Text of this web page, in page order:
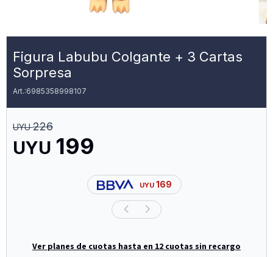
Figura Labubu Colgante + 3 Cartas
Sorpresa
6985358998107
UYU 199
UYU 226
UYU 169
Ver planes de cuotas hasta en 12 cuotas sin recargo